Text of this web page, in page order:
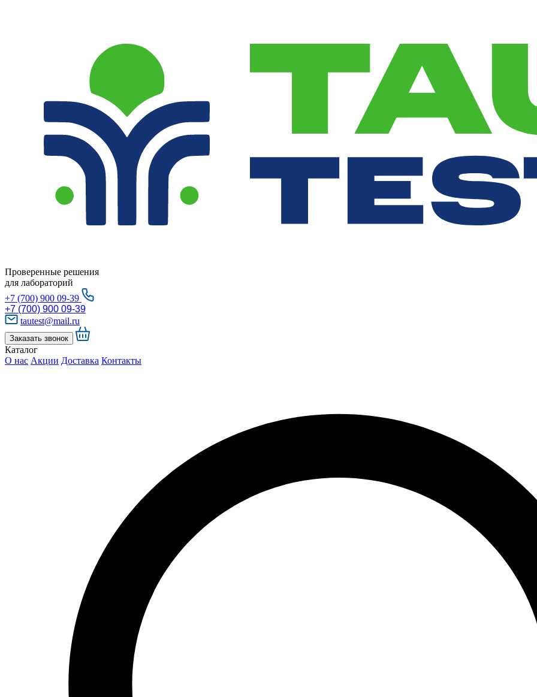
Проверенные решения
для лабораторий
+7 (700) 900 09-39
+7 (700) 900 09-39
tautest@mail.ru
Заказать звонок
Каталог
О нас Акции Доставка Контакты